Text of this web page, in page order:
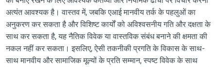
अत्यंत आवश्यक है। वास्तव में, जबकि एआई मानवीय तर्क के पहलुओं का
अनुकरण कर सकता है और विशिष्ट कार्यों को अविश्वसनीय गति और दक्षता के
साथ कर सकता है, यह नैतिक विवेक या वास्तविक संबंध बनाने की क्षमता की
नकल नहीं कर सकता। इसलिए, ऐसी तकनीकी प्रगति के विकास के साथ-
साथ मानवीय और सामाजिक मूल्यों के प्रति सम्मान, स्पष्ट विवेक के साथ